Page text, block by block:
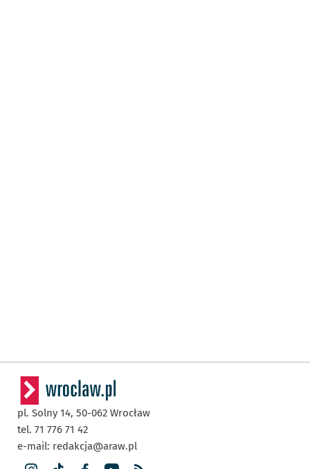
pl. Solny 14, 50-062 Wrocław
tel. 71 776 71 42
e-mail: redakcja@araw.pl